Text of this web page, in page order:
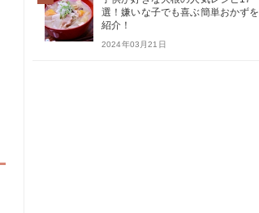
選！嫌いな子でも喜ぶ簡単おかずを
紹介！
2024年03月21日